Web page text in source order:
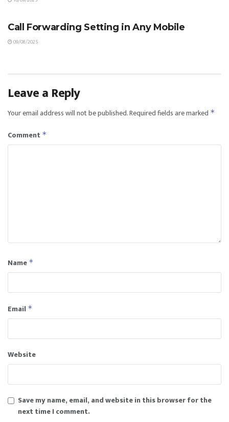
TIPS & TRICKS
Call Forwarding Setting in Any Mobile
09/08/2025
Leave a Reply
Your email address will not be published.Required fields are marked *
Comment *
Name *
Email *
Website
Save my name, email, and website in this browser for the
next time I comment.